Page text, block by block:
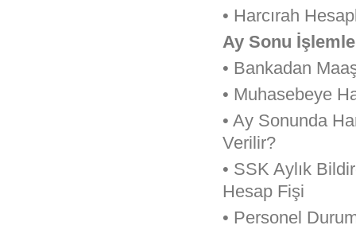
• Harcırah
Ay Sonu
• Bankadan
• Muhasebeye
• Ay Sonunda
Verilir?
• SSK Aylık
Hesap Fişi
• Personel